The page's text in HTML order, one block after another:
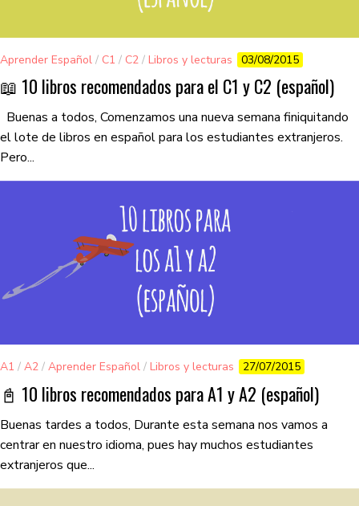
Aprender Español / C1 / C2 / Libros y lecturas 03/08/2015
📖 10 libros recomendados para el C1 y C2 (español)
Buenas a todos, Comenzamos una nueva semana finiquitando
el lote de libros en español para los estudiantes extranjeros.
Pero...
A1 / A2 / Aprender Español / Libros y lecturas 27/07/2015
📓 10 libros recomendados para A1 y A2 (español)
Buenas tardes a todos, Durante esta semana nos vamos a
centrar en nuestro idioma, pues hay muchos estudiantes
extranjeros que...